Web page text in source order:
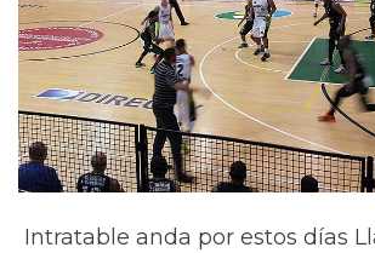
Intratable anda por estos días